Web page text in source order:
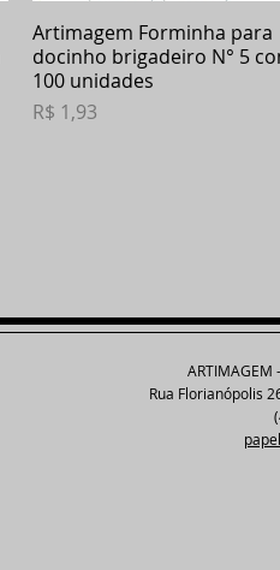
Visualização rápida
Artimagem Forminha para
docinho brigadeiro N° 5
100 unidades
Preço
R$ 1,93
ARTIMAGEM
Rua Florianópolis